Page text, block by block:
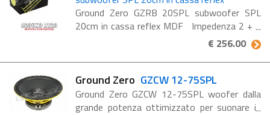
Ground Zero GZRB 20SPL subwoofer SPL
20cm in cassa reflex MDF Impedenza 2 + 2
Ohm Potenza RMS 500 Watt / SPL RMS
1000 Watt Terminali push Dimensioni cassa
440 x 240 x 280 mm Subwoofer ...
€ 256.00
Ground Zero GZCW 12-75SPL
Ground Zero GZCW 12-75SPL woofer dalla
grande potenza ottimizzato per suonare in